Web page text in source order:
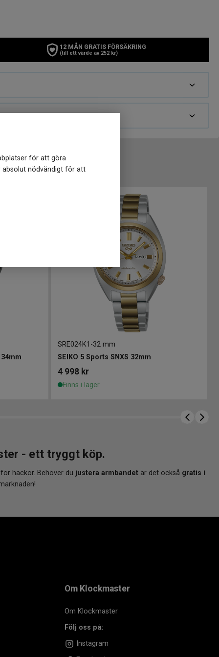
för att göra
absolut nödvändigt för att
12 MÅN GRATIS FÖRSÄKRING
(till ett värde av 252 kr)
SRE024K1 -32 mm
SEIKO 5 Sports SNXS 32mm
4 998 kr
Finns i lager
- ett tryggt köp.
hackor. Behöver du justera armbandet är det också gratis i
Om Klockmaster
Om Klockmaster
Följ oss på:
Instagram